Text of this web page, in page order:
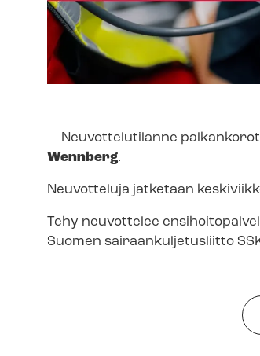
– Neuvottelutilanne
Wennberg.
Neuvotteluja jatketaan
Tehy neuvottelee
Suomen sai­raan­kul­je­tus­liit­to